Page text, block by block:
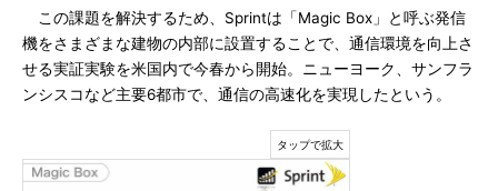
この課題を解決するため、Sprintは「Magic Box」と呼ぶ発信
機をさまざまな建物の内部に設置することで、通信環境を向上さ
せる実証実験を米国内で今春から開始。ニューヨーク、サンフラ
ンシスコなど主要6都市で、通信の高速化を実現したという。